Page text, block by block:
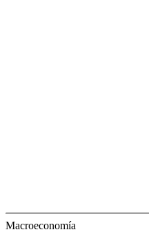
Macroeconomía